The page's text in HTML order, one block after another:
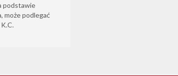
podstawie
może podlegać